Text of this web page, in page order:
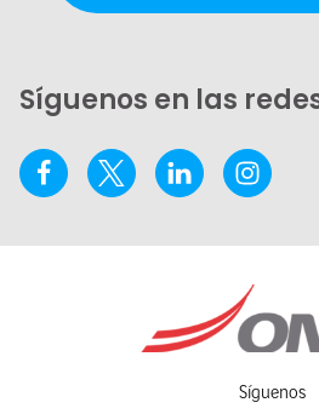
Síguenos en las
Síguenos